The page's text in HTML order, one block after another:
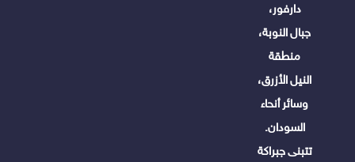
دارفور،
جبال النوبة،
منطقة
النيل الأزرق،
وسائر أنحاء
السودان.
تتبنى جبراكة